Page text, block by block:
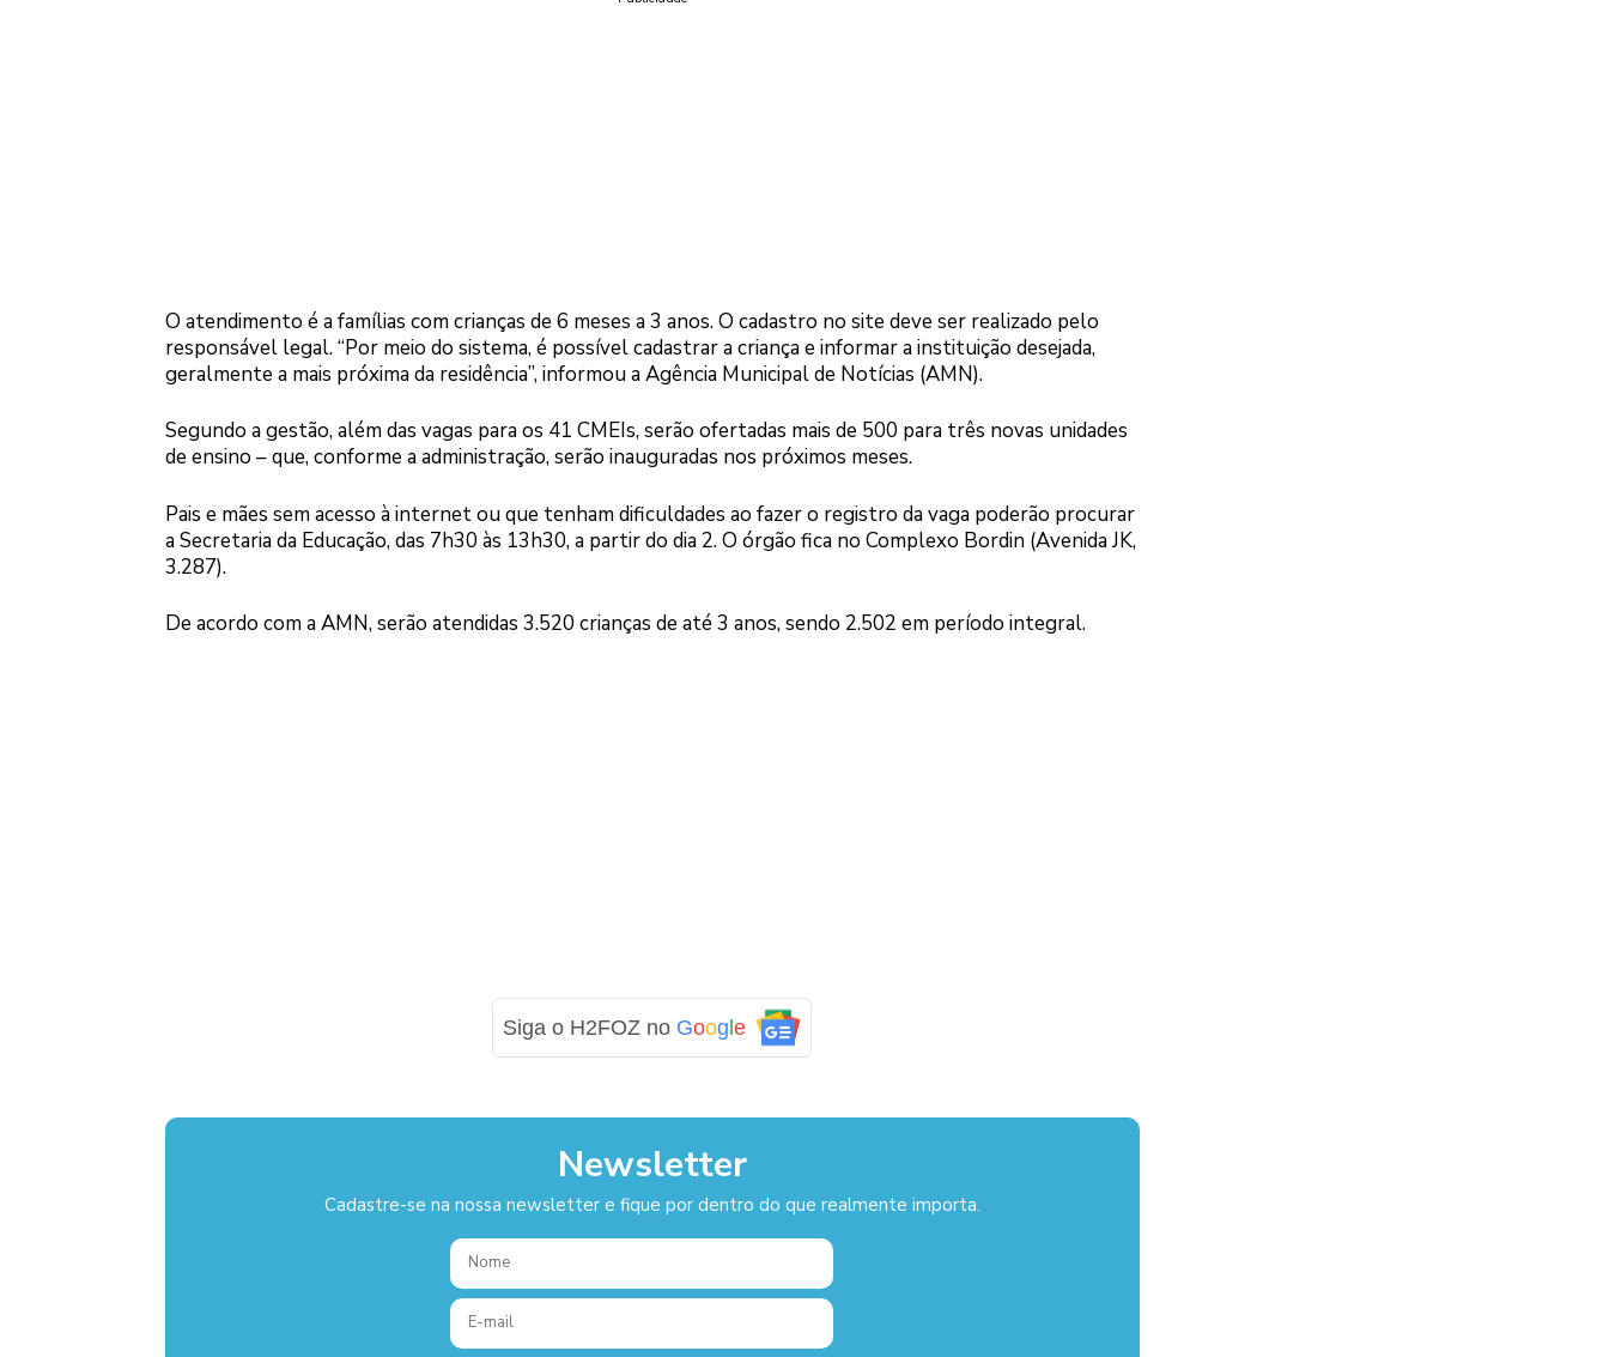
O atendimento é a famílias com crianças de 6 meses a 3 anos. O cadastro no site deve ser realizado pelo
responsável legal. “Por meio do sistema, é possível cadastrar a criança e informar a instituição desejada,
geralmente a mais próxima da residência”, informou a Agência Municipal de Notícias (AMN).
Segundo a gestão, além das vagas para os 41 CMEIs, serão ofertadas mais de 500 para três novas unidades
de ensino – que, conforme a administração, serão inauguradas nos próximos meses.
Pais e mães sem acesso à internet ou que tenham dificuldades ao fazer o registro da vaga poderão procurar
a Secretaria da Educação, das 7h30 às 13h30, a partir do dia 2. O órgão fica no Complexo Bordin (Avenida JK,
3.287).
De acordo com a AMN, serão atendidas 3.520 crianças de até 3 anos, sendo 2.502 em período integral.
Siga o H2FOZ no Goog le
Newsletter
Cadastre-se na nossa newsletter e fique por dentro do que realmente importa.